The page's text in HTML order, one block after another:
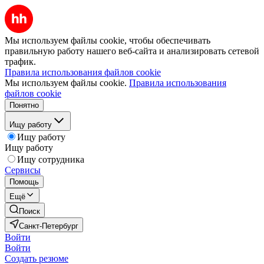
Мы используем файлы cookie, чтобы обеспечивать
правильную работу нашего веб-сайта и анализировать сетевой
трафик.
Правила использования файлов cookie
Мы используем файлы cookie. Правила использования
файлов cookie
Понятно
Ищу работу
Ищу работу
Ищу работу
Ищу сотрудника
Сервисы
Помощь
Ещё
Поиск
Санкт-Петербург
Войти
Войти
Создать резюме